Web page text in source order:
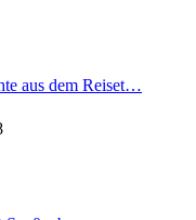
aus dem Reiset…